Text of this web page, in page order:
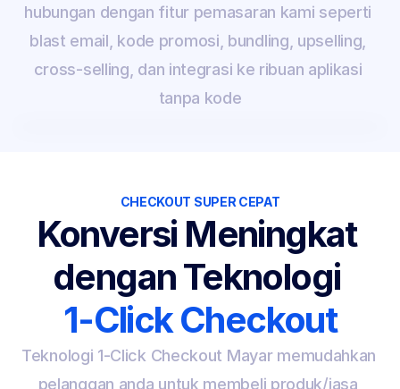
hubungan dengan fitur pemasaran kami seperti
blast email, kode promosi, bundling, upselling,
cross-selling, dan integrasi ke ribuan aplikasi
tanpa kode
CHECKOUT SUPER CEPAT
Konversi Meningkat
dengan Teknologi
1-Click Checkout
Teknologi 1-Click Checkout Mayar memudahkan
pelanggan anda untuk membeli produk/jasa